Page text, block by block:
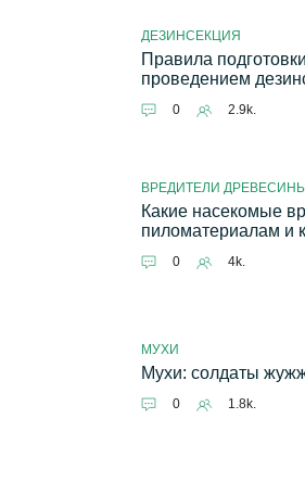
ДЕЗИНСЕКЦИЯ
Правила
проведением
0 2.9k.
ВРЕДИТЕЛИ
Какие насекомые
пиломатериалам и
0 4k.
МУХИ
Мухи: солдаты
0 1.8k.